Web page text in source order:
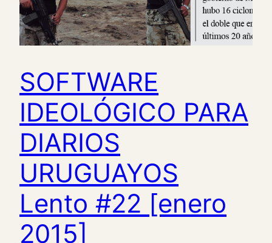
SOFTWARE
IDEOLÓGICO PARA
DIARIOS
URUGUAYOS
Lento #22 [enero
2015]